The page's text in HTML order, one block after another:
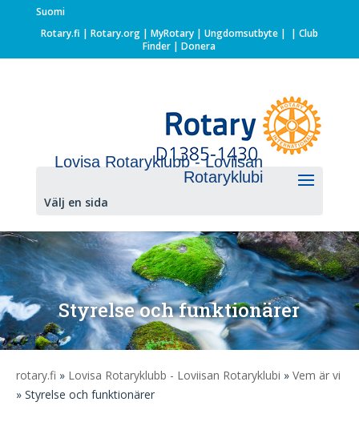
Suomi
Rotary.fi | Rotary.org| MyRotary | Ungdomsutbyte| | Club
Finder | Donera
Lovisa Rotaryklubb - Loviisan
Rotaryklubi
Välj en sida
Styrelse och funktionärer
rotary.fi » Lovisa Rotaryklubb - Loviisan Rotaryklubi » Vem är vi
» Styrelse och funktionärer